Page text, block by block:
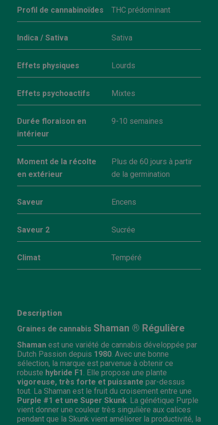
Profil de cannabinoïdes THC prédominant
Indica / Sativa Sativa
Effets physiques Lourds
Effets psychoactifs Mixtes
Durée floraison en
intérieur
9-10 semaines
Moment de la récolte
en extérieur
Plus de 60 jours à partir
de la germination
Saveur Encens
Saveur 2 Sucrée
Climat Tempéré
Description
Graines de cannabis Shaman ® Régulière
Shaman est une variété de cannabis développée par
Dutch Passion depuis 1980 . Avec une bonne
sélection, la marque est parvenue à obtenir ce
robuste hybride F1 . Elle propose une plante
vigoreuse, très forte et puissante par-dessus
tout. La Shaman est le fruit du croisement entre une
Purple #1 et une Super Skunk . La génétique Purple
vient donner une couleur très singulière aux calices
pendant que la Skunk vient améliorer la productivité, la